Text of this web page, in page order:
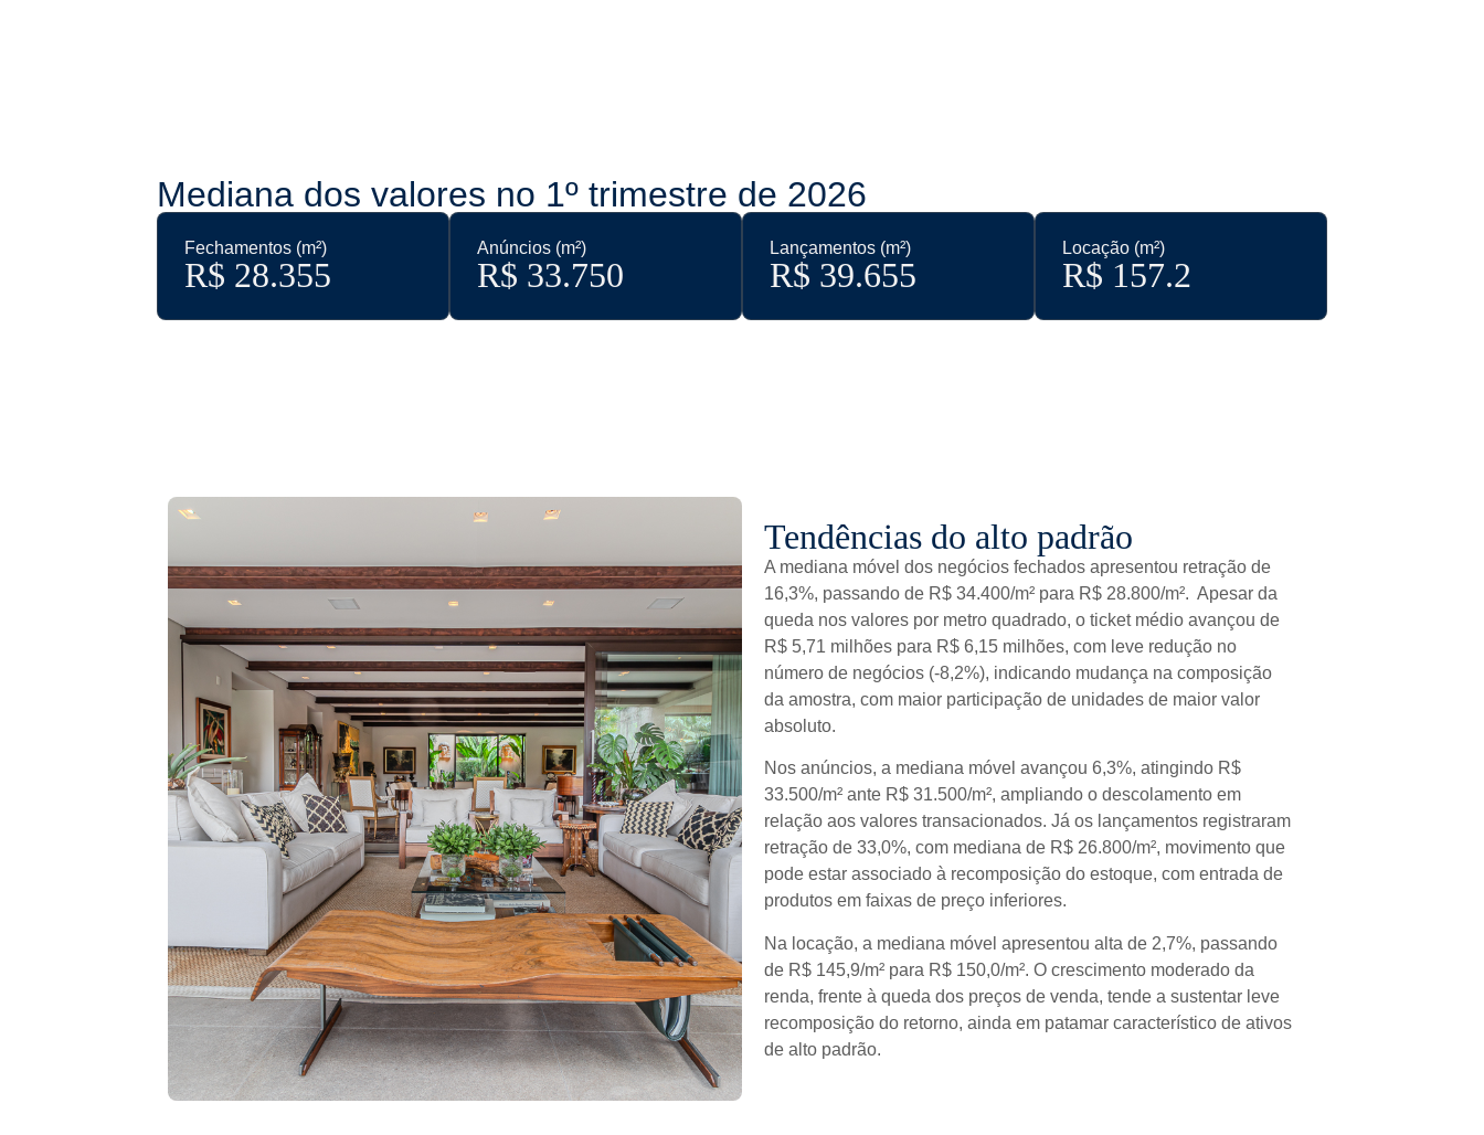
Mediana dos valores no 1º trimestre de 2026
Fechamentos (m²)
R$ 28.355
Anúncios (m²)
R$ 33.750
Lançamentos (m²)
R$ 39.655
Locação (m²)
R$ 157.2
Tendências do alto padrão
A mediana móvel dos negócios fechados apresentou retração de
16,3%, passando de R$ 34.400/m² para R$ 28.800/m². Apesar da
queda nos valores por metro quadrado, o ticket médio avançou de
R$ 5,71 milhões para R$ 6,15 milhões, com leve redução no
número de negócios (-8,2%), indicando mudança na composição
da amostra, com maior participação de unidades de maior valor
absoluto.
Nos anúncios, a mediana móvel avançou 6,3%, atingindo R$
33.500/m² ante R$ 31.500/m², ampliando o descolamento em
relação aos valores transacionados. Já os lançamentos registraram
retração de 33,0%, com mediana de R$ 26.800/m², movimento que
pode estar associado à recomposição do estoque, com entrada de
produtos em faixas de preço inferiores.
Na locação, a mediana móvel apresentou alta de 2,7%, passando
de R$ 145,9/m² para R$ 150,0/m². O crescimento moderado da
renda, frente à queda dos preços de venda, tende a sustentar leve
recomposição do retorno, ainda em patamar característico de ativos
de alto padrão.